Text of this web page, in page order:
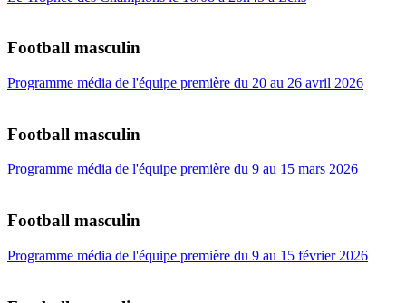
Football masculin
Programme média de l'équipe première du 20 au 26 avril 2026
Football masculin
Programme média de l'équipe première du 9 au 15 mars 2026
Football masculin
Programme média de l'équipe première du 9 au 15 février 2026